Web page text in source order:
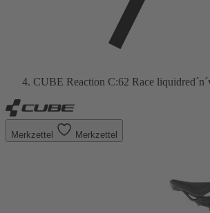
CUBE Reaction C:62 Race
Merkzettel Merkzettel